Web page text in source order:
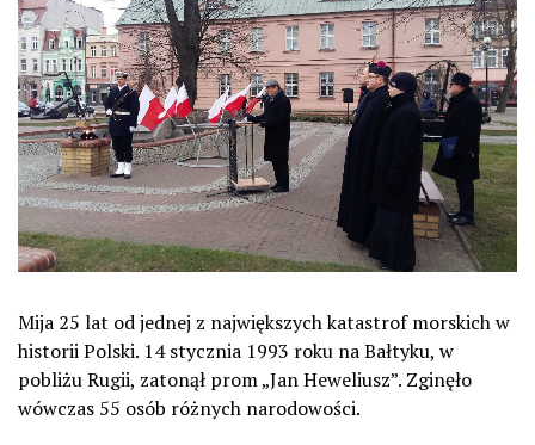
Mija 25 lat od jednej z największych katastrof morskich w
historii Polski. 14 stycznia 1993 roku na Bałtyku, w
pobliżu Rugii, zatonął prom „Jan Heweliusz”. Zginęło
wówczas 55 osób różnych narodowości.